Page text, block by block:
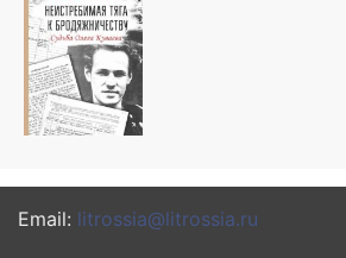
Email: litrossia@litrossia.ru